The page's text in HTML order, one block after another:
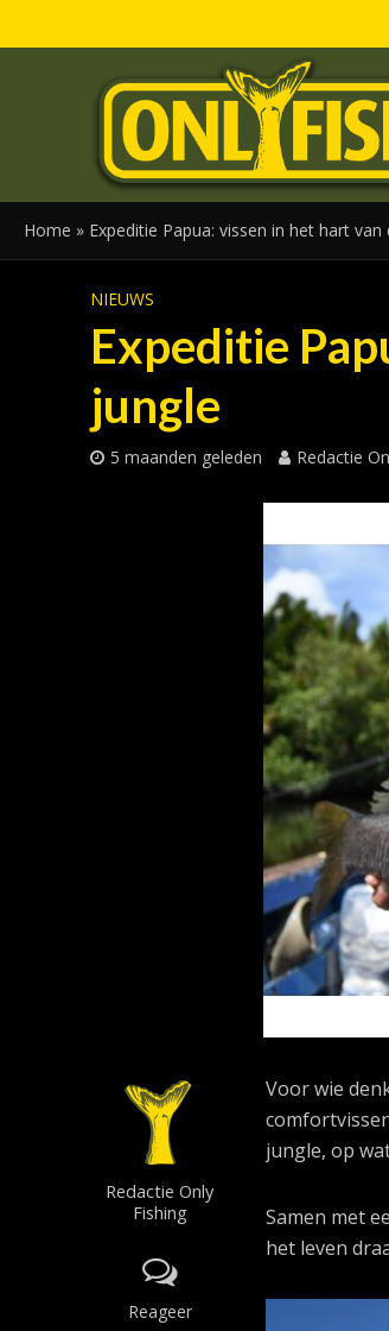
Home » Expeditie Papua: vissen in het hart van
NIEUWS
Expeditie
jungle
5 maanden geleden Redactie
Redactie Only
Fishing
Reageer
Voor wie
jungle, op
Samen met
het leven